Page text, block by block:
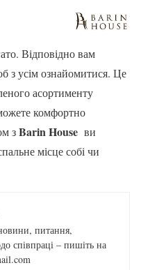
Відповідно вам
з усім ознайомитися. Це
асортименту
комфортно
зBarin House ви
місце собі чи
питання,
співпраці – пишіть на